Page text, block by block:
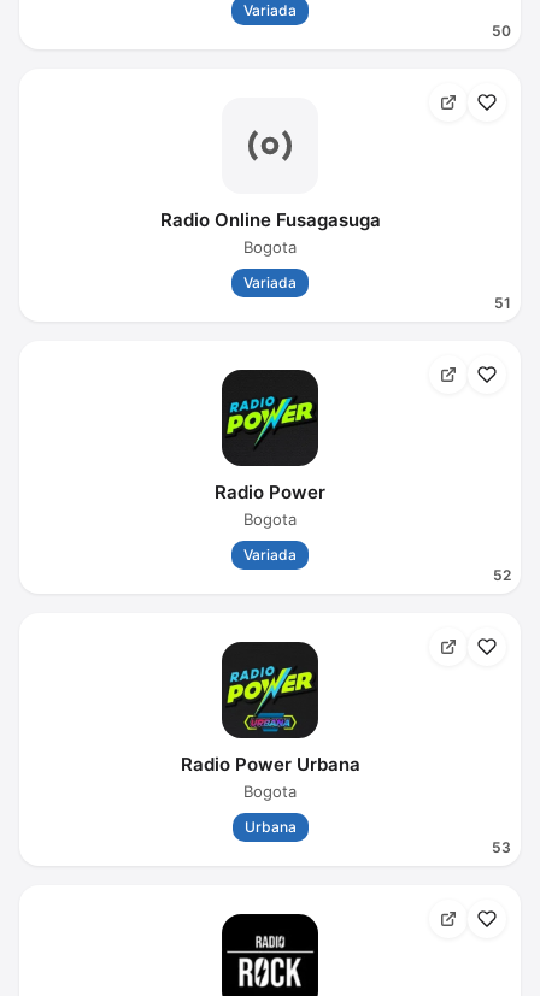
50
Variada
51
Radio Online Fusagasuga
Bogota
Variada
52
Radio Power
Bogota
Variada
53
Radio Power Urbana
Bogota
Urbana